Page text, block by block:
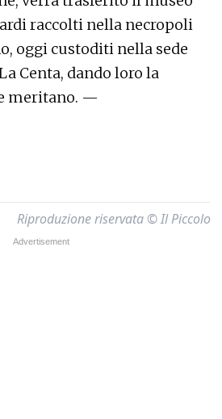
raccolti nella necropoli
oggi custoditi nella sede
Centa, dando loro la
meritano. —
Riproduzione riservata © Il Piccolo